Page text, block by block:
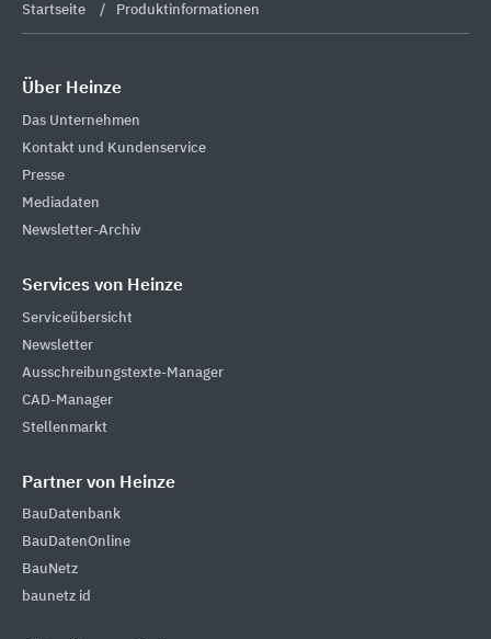
Startseite Produktinformationen
Über Heinze
Das Unternehmen
Kontakt und Kundenservice
Presse
Mediadaten
Newsletter-Archiv
Services von Heinze
Serviceübersicht
Newsletter
Ausschreibungstexte-Manager
CAD-Manager
Stellenmarkt
Partner von Heinze
BauDatenbank
BauDatenOnline
BauNetz
baunetz id